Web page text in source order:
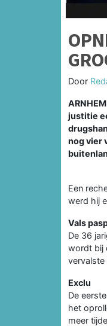
Door
justitie
nog vier
Een
werd hij
Vals
De 36
wordt bij
vervalste
Exclu
De
het
meer